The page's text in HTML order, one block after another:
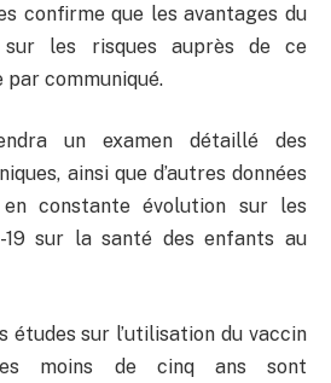
confirme que les avantages du
sur les risques auprès de ce
communiqué.
un examen détaillé des
ainsi que d’autres données
constante évolution sur les
sur la santé des enfants au
études sur l’utilisation du vaccin
moins de cinq ans sont